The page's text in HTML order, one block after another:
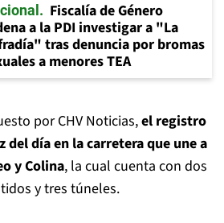
Fiscalía de Género
a la PDI investigar a "La
tras denuncia por bromas
a menores TEA
por CHV Noticias,el registro
del día en la carretera que une a
y Colina, la cual cuenta con dos
y tres túneles.